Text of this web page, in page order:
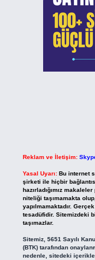
Reklam ve İletişim:
Yasal Uyarı: Bu internet
şirketi ile hiçbir
hazırladığımız
niteliği taşımamakta
yapılmamaktadır.
tesadüfidir. Sitemizdeki
taşımazlar.
Sitemiz, 5651 Sayılı
(BTK) tarafından
nedenle, sitedeki